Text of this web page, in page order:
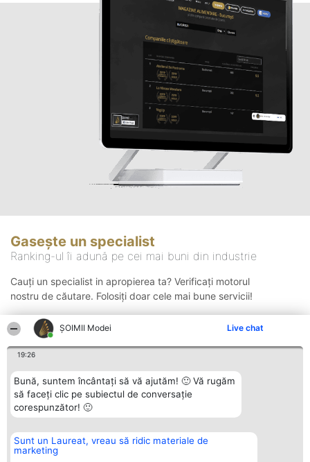
ȘOIMII Modei Live chat
19:26
Bună, suntem încântați să vă ajutăm! 🙂 Vă rugăm
să faceți clic pe subiectul de conversație
corespunzător! 🙂
Sunt un Laureat, vreau să ridic materiale de
marketing
Gasește un specialist
Ranking-ul îi adună pe cei mai buni din industrie
Cauți un specialist in apropierea ta? Verificați motorul
nostru de căutare. Folosiți doar cele mai bune servicii!
Organizator Ranking
BRIGHT SOLUTIONS BR SRL
Plebiscyt Contact